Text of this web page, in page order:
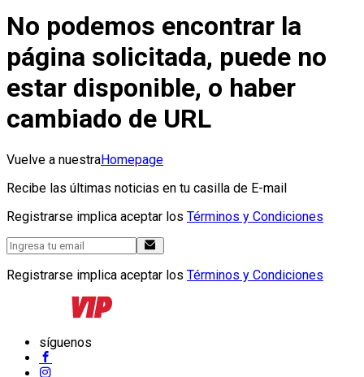
No podemos encontrar la
página solicitada, puede no
estar disponible, o haber
cambiado de URL
Vuelve a nuestraHomepage
Recibe las últimas noticias en tu casilla de E-mail
Registrarse implica aceptar los Términos y Condiciones
Registrarse implica aceptar los Términos y Condiciones
síguenos